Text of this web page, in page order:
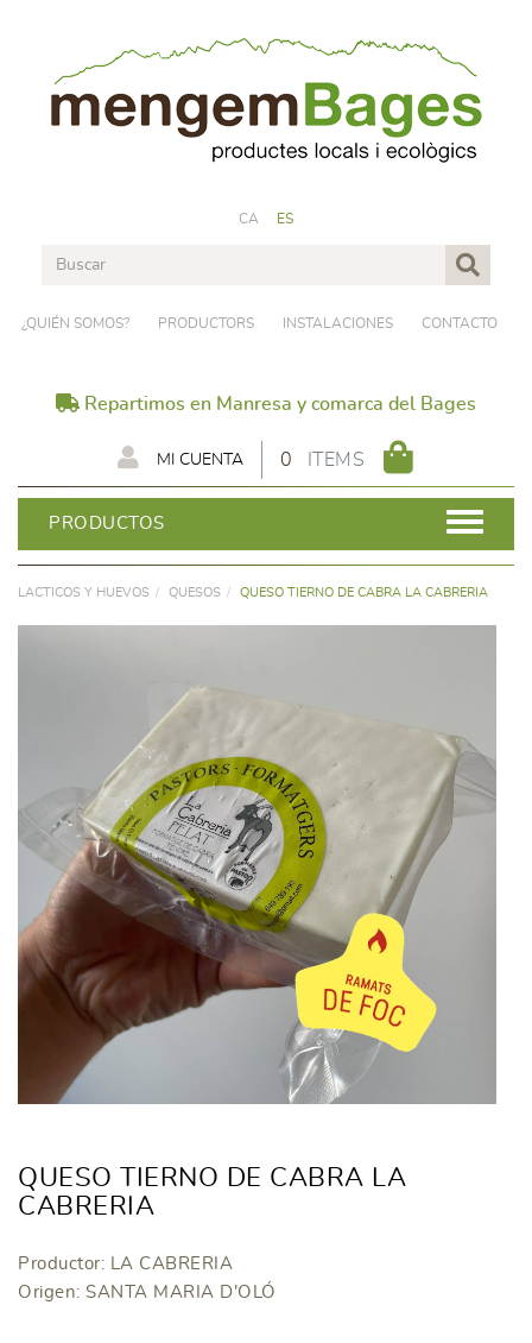
CA ES
¿QUIÉN SOMOS? PRODUCTORS INSTALACIONES CONTACTO
Repartimos en Manresa y comarca del Bages
0 ITEMS
MI CUENTA
PRODUCTOS
LACTICOS Y HUEVOS QUESOS QUESO TIERNO DE CABRA LA CABRERIA
QUESO TIERNO DE CABRA LA
CABRERIA
Productor: LA CABRERIA
Origen: SANTA MARIA D'OLÓ